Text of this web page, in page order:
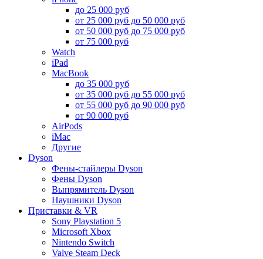
до 25 000 руб
от 25 000 руб до 50 000 руб
от 50 000 руб до 75 000 руб
от 75 000 руб
Watch
iPad
MacBook
до 35 000 руб
от 35 000 руб до 55 000 руб
от 55 000 руб до 90 000 руб
от 90 000 руб
AirPods
iMac
Другие
Dyson
Фены-стайлеры Dyson
Фены Dyson
Выпрямитель Dyson
Наушники Dyson
Приставки & VR
Sony Playstation 5
Microsoft Xbox
Nintendo Switch
Valve Steam Deck